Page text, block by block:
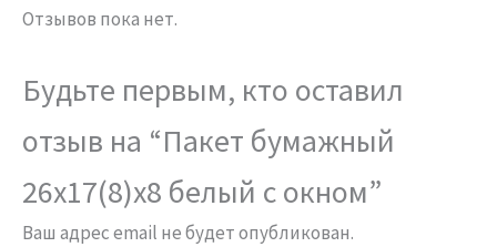
Отзывов пока нет.
Будьте первым, кто оставил
отзыв на “Пакет бумажный
26х17(8)х8 белый с окном”
Ваш адрес email не будет опубликован.